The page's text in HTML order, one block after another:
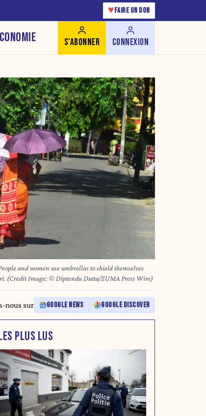
♥ FAIRE UN DON
S'ABONNER CONNEXION
and women use umbrellas to shield themselves
(Credit Image: © Diptendu Dutta/ZUMA Press Wire)
nous sur GOOGLE NEWS GOOGLE DISCOVER
PLUS LUS